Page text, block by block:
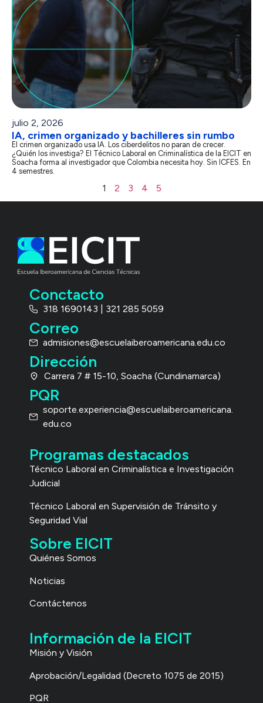
julio 2, 2026
IA, crimen organizado y bachilleres sin rumbo
El crimen organizado usa IA. Los ciberdelitos no paran de crecer.
¿Quién los investiga? El Técnico Laboral en Criminalística de la EICIT en
Soacha forma al investigador que Colombia necesita hoy. Sin ICFES. En
4 semestres.
1 2 3 4 5
Conctacto
318 1690143 | 321 285 5059
Correo
admisiones@escuelaiberoamericana.edu.co
Dirección
Carrera 7 # 15-10, Soacha (Cundinamarca)
PQR
soporte.experiencia@escuelaiberoamericana.
edu.co
Programas destacados
Técnico Laboral en Criminalística e Investigación
Judicial
Técnico Laboral en Supervisión de Tránsito y
Seguridad Vial
Sobre EICIT
Quiénes Somos
Noticias
Contáctenos
Información de la EICIT
Misión y Visión
Aprobación/Legalidad (Decreto 1075 de 2015)
PQR